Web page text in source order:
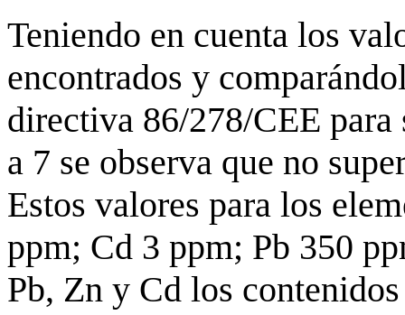
Teniendo en cuenta los
encontrados y
directiva 86/278/CEE
a 7 se observa que no
Estos valores para los
ppm; Cd 3 ppm; Pb 350
Pb, Zn y Cd los